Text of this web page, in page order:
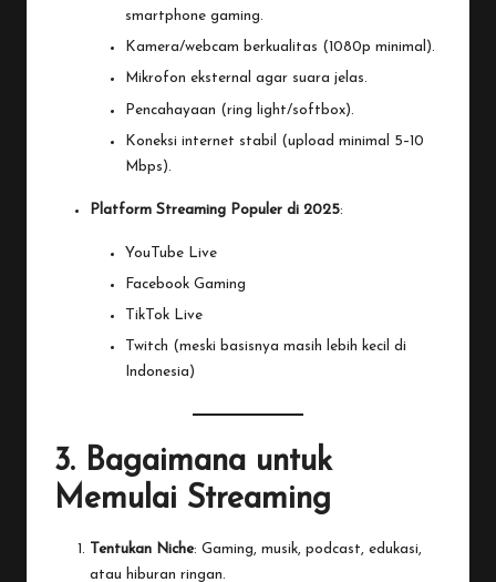
smartphone gaming.
Kamera/webcam berkualitas (1080p minimal).
Mikrofon eksternal agar suara jelas.
Pencahayaan (ring light/softbox).
Koneksi internet stabil (upload minimal 5–10
Mbps).
Platform Streaming Populer di 2025:
YouTube Live
Facebook Gaming
TikTok Live
Twitch (meski basisnya masih lebih kecil di
Indonesia)
3. Bagaimana untuk
Memulai Streaming
Tentukan Niche: Gaming, musik, podcast, edukasi,
atau hiburan ringan.